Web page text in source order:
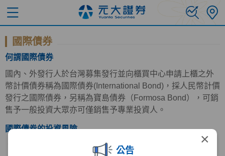
×
公告
國際債券
何謂國際債券
國內、外發行人於台灣募集發行並向櫃買中心申請上櫃之外
幣計價債券稱為國際債券(International Bond)，採人民幣計價
發行之國際債券，另稱為寶島債券（Formosa Bond），可銷
售予一般投資大眾亦可僅銷售予專業投資人。
國際債券的投資風險